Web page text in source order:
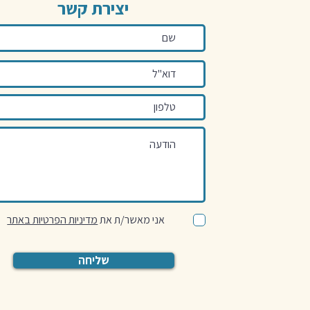
יצירת קשר
אני מאשר/ת את מדיניות הפרטיות באתר
שליחה